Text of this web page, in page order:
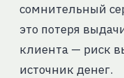
сомнительный
это потеря
клиента — риск
источник денег.